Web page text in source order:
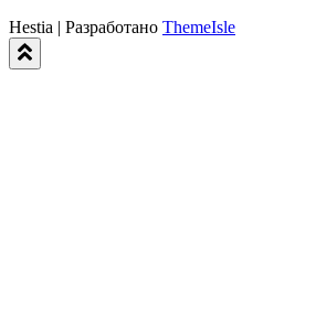
Hestia | Разработано ThemeIsle